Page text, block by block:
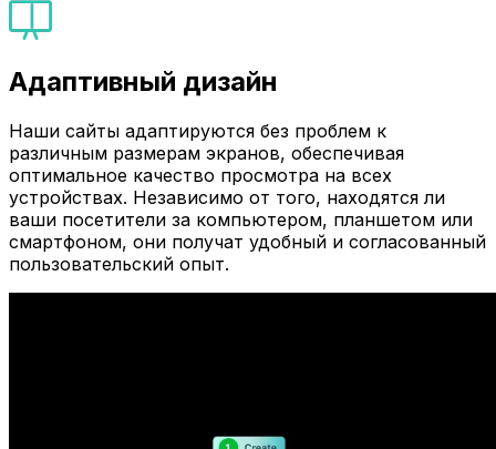
Адаптивный дизайн
Наши сайты адаптируются без проблем к
различным размерам экранов, обеспечивая
оптимальное качество просмотра на всех
устройствах. Независимо от того, находятся ли
ваши посетители за компьютером, планшетом или
смартфоном, они получат удобный и согласованный
пользовательский опыт.